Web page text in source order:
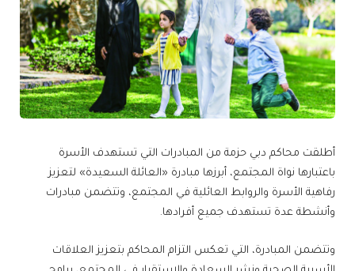
أطلقت محاكم دبي حزمة من المبادرات التي تستهدف الأسرة
باعتبارها نواة المجتمع، أبرزها مبادرة «العائلة السعيدة» لتعزيز
رفاهية الأسرة والروابط العائلية في المجتمع، وتتضمن مبادرات
وأنشطة عدة تستهدف جميع أفرادها.
وتتضمن المبادرة، التي تعكس التزام المحاكم بتعزيز العلاقات